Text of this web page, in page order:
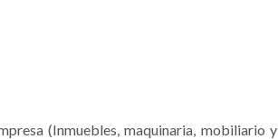
(Inmuebles, maquinaria, mobiliario y